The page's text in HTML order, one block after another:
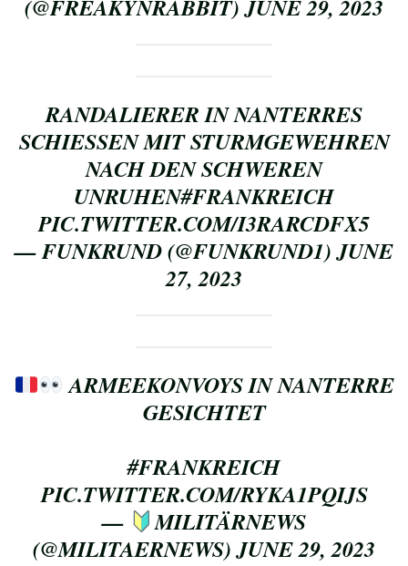
(@FREAKYNRABBIT)JUNE 29, 2023
RANDALIERER IN NANTERRES
SCHIESSEN MIT STURMGEWEHREN N
ACH DEN SCHWEREN U
NRUHEN #FRANKREICH
PIC.TWITTER.COM/I3RARCDFX5
— FUNKRUND (@FUNKRUND1)JUNE
27, 2023
ARMEEKONVOYS IN NANTERRE
GESICHTET
#FRANKREICH
PIC.TWITTER.COM/RYKA1PQIJS
—
MILITÄRNEWS
(@MILITAERNEWS)JUNE 29, 2023